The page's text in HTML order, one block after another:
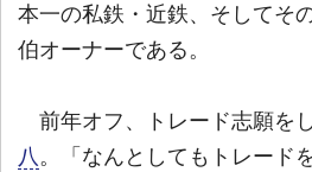
本一の私鉄・近鉄、そしてそ
伯オーナーである。
前年オフ、トレード志願を
八 。「なんとしてもトレード